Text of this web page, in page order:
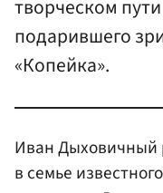
творческом
подарившего
«Копейка».
Иван Дыховичный
в семье